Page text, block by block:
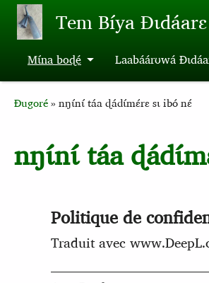
Aller au contenu principal
Tem Bíya Ɖɩdáarɛ
Mɩ́na boɖé Laabáárʊwá
Breadcrumb
Ɖugoré nŋɩ́nɩ́ táa ɖádɩ́mɛ́rɛ sɩ ibó nɛ́
nŋɩ́nɩ́ táa
Politique de
Traduit avec